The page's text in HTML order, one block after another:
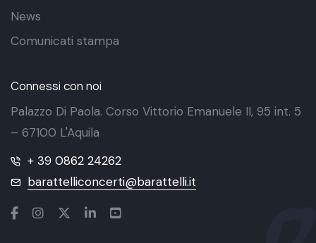
News
Comunicati stampa
Connessi con noi
Palazzo Di Paola. Corso Vittorio Emanuele II, 95 int. 5
– 67100 L'Aquila
+ 39 0862 24262
barattelliconcerti@barattelli.it